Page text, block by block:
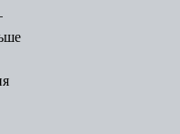
слушателей
опыта
одаренными детьми
безопасность